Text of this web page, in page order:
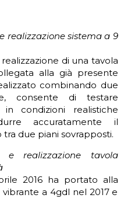
realizzazione sistema a 9
di una tavola
alla già presente
combinando due
consente di testare
condizioni realistiche
accuratamente il
due piani sovrapposti.
e realizzazione tavola
2016 ha portato alla
a 4gdl nel 2017 e